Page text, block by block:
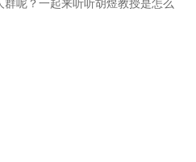
呢？一起来听听胡煜教授是怎么